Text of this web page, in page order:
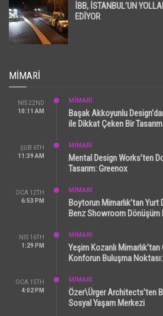
İBB, İSTANBUL’UN
EDİYOR
MIMARI
NIS 22ND
10:11 AM
MİMARİ
Başak Akkoyunlu
ile Dikkat Çeken Bir
ŞUB 6TH
11:39 AM
MİMARİ
Mental Design Works’ten
Tasarım: Greenox
OCA 12TH
6:53 PM
MİMARİ
Boytorun Mimarlık’tan Yurt
Benz Showroom Dönüşüm
NIS 16TH
1:29 PM
MİMARİ
Yeşim Kozanlı
Konforun Buluşma
OCA 15TH
4:02 PM
MİMARİ
Özer\Ürger Architects’ten
Sosyal Yaşam Merkezi